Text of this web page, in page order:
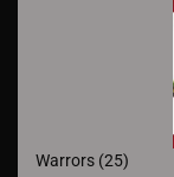
Warrors (25)